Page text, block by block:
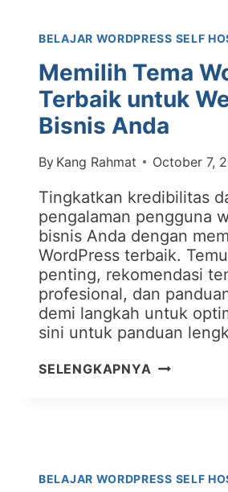
HACKER
BELAJAR WORDPRESS SELF
Memilih Tema
Terbaik untuk
Bisnis Anda
By Kang Rahmat October 7,
Tingkatkan kredibilitas
pengalaman pengguna
bisnis Anda dengan
WordPress terbaik.
penting, rekomendasi
profesional, dan
demi langkah untuk
sini untuk panduan
SELENGKAPNYA MEMILIH
BISNIS
BELAJAR WORDPRESS SELF